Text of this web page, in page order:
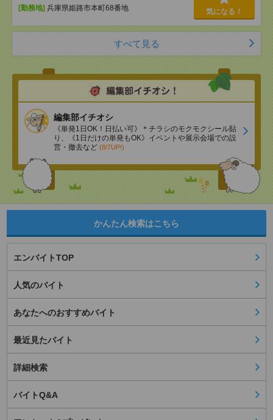
[勤務地] 兵庫県姫路市本町68番地 気になる！
すべて見る
編集部イチオシ
《単発1日OK！日払い可》＊チラシのモクモクシール貼
り、《1日だけの単発もOK》イベントや展示会場での設
営・撤去など (8/7UP!)
かんたん検索はこちら
エンバイトTOP
人気のバイト
あなたへのおすすめバイト
最近見たバイト
詳細検索
バイトQ&A